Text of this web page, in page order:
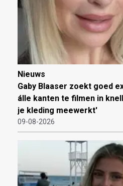
Nieuws
Gaby Blaaser zoekt goed
álle kanten te filmen in
je kleding meewerkt'
09-08-2026